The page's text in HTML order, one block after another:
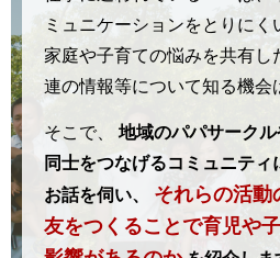
ミュニケーションをとりにく
家庭や子育ての悩みを共有し
連の情報等について知る機会
そこで、 地域のパパサークル
同士をつなげるコミュニテ
お話を伺い、
それらの活動
友をつくることで育児や